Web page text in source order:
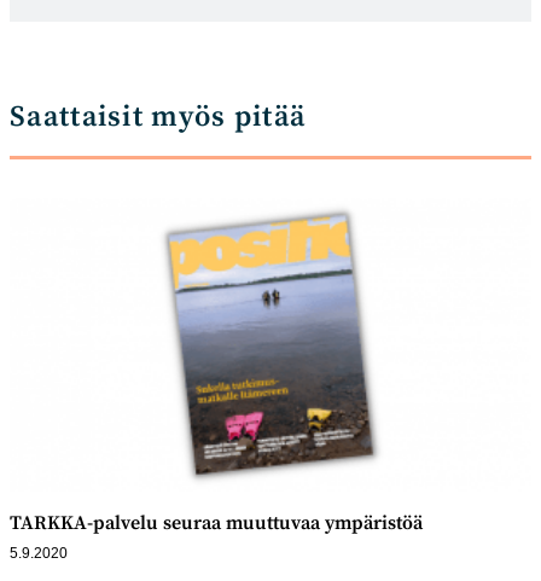
Saattaisit myös pitää
TARKKA-palvelu seuraa muuttuvaa ympäristöä
5.9.2020